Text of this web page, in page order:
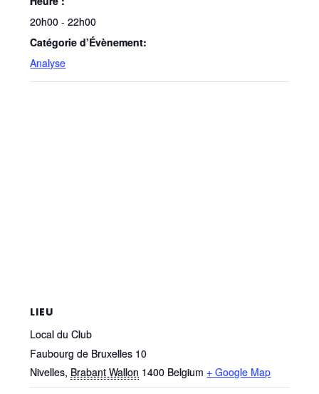
20h00 - 22h00
Catégorie d’Évènement:
Analyse
LIEU
Local du Club
Faubourg de Bruxelles 10
Nivelles, Brabant Wallon 1400 Belgium + Google Map